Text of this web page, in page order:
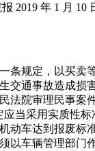
2019 年 1 月 10
条规定，以买卖
交通事故造成损
法院审理民事案
应当采用实质性
动车达到报废标
以车辆管理部门